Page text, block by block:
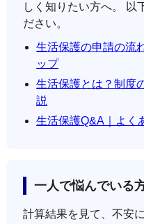
しく知りたい方へ。 以
ださい。
生活保護の申請の流
ップ
生活保護とは？制度
説
生活保護Q&A｜よく
一人で悩んでいる
計算結果を見て、不安